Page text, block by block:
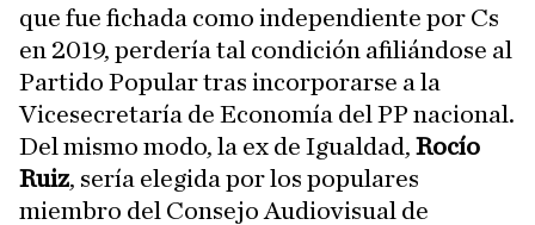
que fue fichada como independiente por Cs
en 2019, perdería tal condición afiliándose al
Partido Popular tras incorporarse a la
Vicesecretaría de Economía del PP nacional.
Del mismo modo, la ex de Igualdad, Rocío
Ruiz, sería elegida por los populares
miembro del Consejo Audiovisual de